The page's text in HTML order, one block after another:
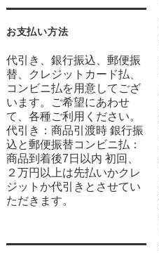
お支払い方法
代引き、銀行振込、郵便振
替、クレジットカード払、
コンビニ払を用意してござ
います。ご希望にあわせ
て、各種ご利用ください。
代引き：商品引渡時 銀行振
込と郵便振替コンビニ払：
商品到着後7日以内 初回、
２万円以上は先払いかクレ
ジットか代引きとさせてい
ただきます。